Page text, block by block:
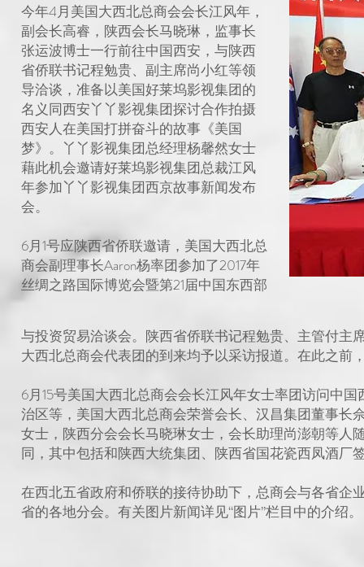
今年4月美国大西北总商会会长江风年，
副会长高睿，陕西会长马晓琳，监事长
张运波博士一行前往中国西安，与陕西
省侨联书记程勉贵、副主席尚小红等领
导洽谈，准备以美国好莱坞影视集团的
名义同西安丫丫影视集团探讨合作拍摄
西安人在美国打拼奋斗的故事《美国
梦》。丫丫影视集团总经理杨馨然女士
藉此机会邀请好莱坞影视集团总裁江风
年参加丫丫影视集团西京故事新闻发布
会。
6月1号应陕西省侨联邀请，美国大西北总
商会副理事长Aaron杨率团参加了2017年
丝绸之路国际博览会暨第21届中国东西部
与投资贸易洽谈会。陕西省侨联书记程勉贵、主管付
大西北总商会代表团的到来均予以采访报道。​在此之
6月15号美国大西北总商会会长江风年女士率团访问中
治区等，美国大西北总商会荣誉会长、汉昌集团董事
女士，陕西分会会长马晓琳女士，会长助理尚澎朝等
同，其中包括和陕西大统集团、陕西省国花瓷西凤酒厂
在西北五省政府和侨联的接待协助下，总商会与各省
省的各地分会。有关图片新闻详见“图片”栏目中的介绍。